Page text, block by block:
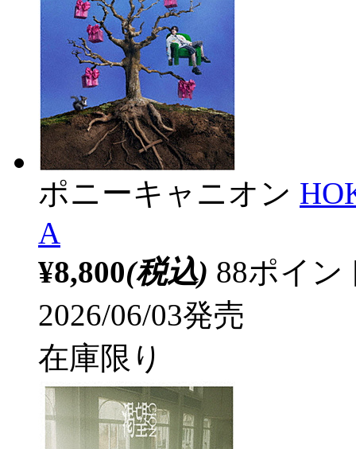
ポニーキャニオン
A
¥8,800(税込) 88ポイ
2026/06/03発売
在庫限り